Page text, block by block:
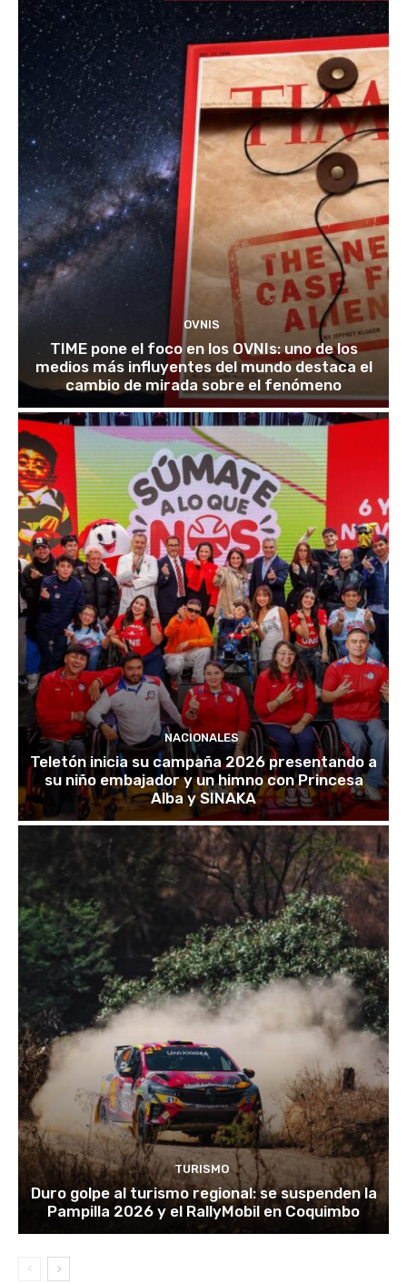
OVNIS
TIME pone el foco en los OVNIs: uno de los
medios más influyentes del mundo destaca el
cambio de mirada sobre el fenómeno
NACIONALES
Teletón inicia su campaña 2026 presentando a
su niño embajador y un himno con Princesa
Alba y SINAKA
TURISMO
Duro golpe al turismo regional: se suspenden la
Pampilla 2026 y el RallyMobil en Coquimbo